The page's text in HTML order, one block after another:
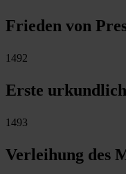
Frieden von
1492
Erste
1493
Verleihung des